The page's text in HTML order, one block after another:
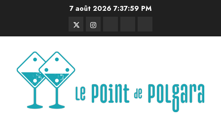
7 août 2026 7:38:00 PM
TwitterInstagram